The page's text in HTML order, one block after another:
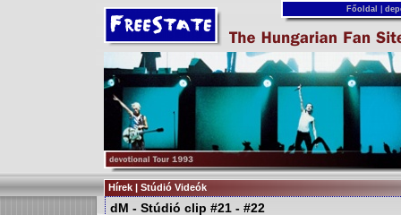
Főoldal
Hírek | Stúdió Videók
dM - Stúdió clip #21 - #22